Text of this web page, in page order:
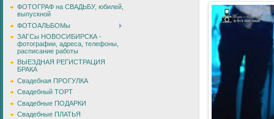
ФОТОГРАФ на СВАДЬБУ, юбилей,
выпускной
ФОТОАЛЬБОМы
ЗАГСы НОВОСИБИРСКА -
фотографии, адреса, телефоны,
расписание работы
ВЫЕЗДНАЯ РЕГИСТРАЦИЯ
БРАКА
Свадебная ПРОГУЛКА
Свадебный ТОРТ
Свадебные ПОДАРКИ
Свадебные ПЛАТЬЯ